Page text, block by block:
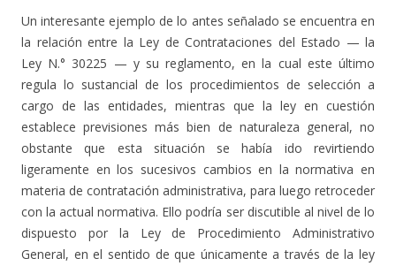
Un interesante ejemplo de lo antes señalado se encuentra en
la relación entre la Ley de Contrataciones del Estado — la
Ley N.° 30225 — y su reglamento, en la cual este último
regula lo sustancial de los procedimientos de selección a
cargo de las entidades, mientras que la ley en cuestión
establece previsiones más bien de naturaleza general, no
obstante que esta situación se había ido revirtiendo
ligeramente en los sucesivos cambios en la normativa en
materia de contratación administrativa, para luego retroceder
con la actual normativa. Ello podría ser discutible al nivel de lo
dispuesto por la Ley de Procedimiento Administrativo
General, en el sentido de que únicamente a través de la ley